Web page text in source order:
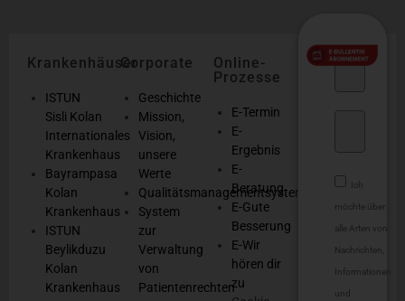
Krankenhäuser
ISTUN
Sisli Kolan
Internationales
Krankenhaus
Bayrampasa
Kolan
Krankenhaus
ISTUN
Beylikduzu
Kolan
Krankenhaus
Corporate
Geschichte
Mission,
Vision,
unsere
Werte
Qualitätsmanagementsystem
System
zur
Verwaltung
von
Patientenrechten
Online-
Prozesse
E-Termin
E-
Ergebnis
E-
Beratung
E-Gute
Besserung
E-Wir
hören dir
zu
möchte über
alle Arten von
Nachrichten,
Informationen
und